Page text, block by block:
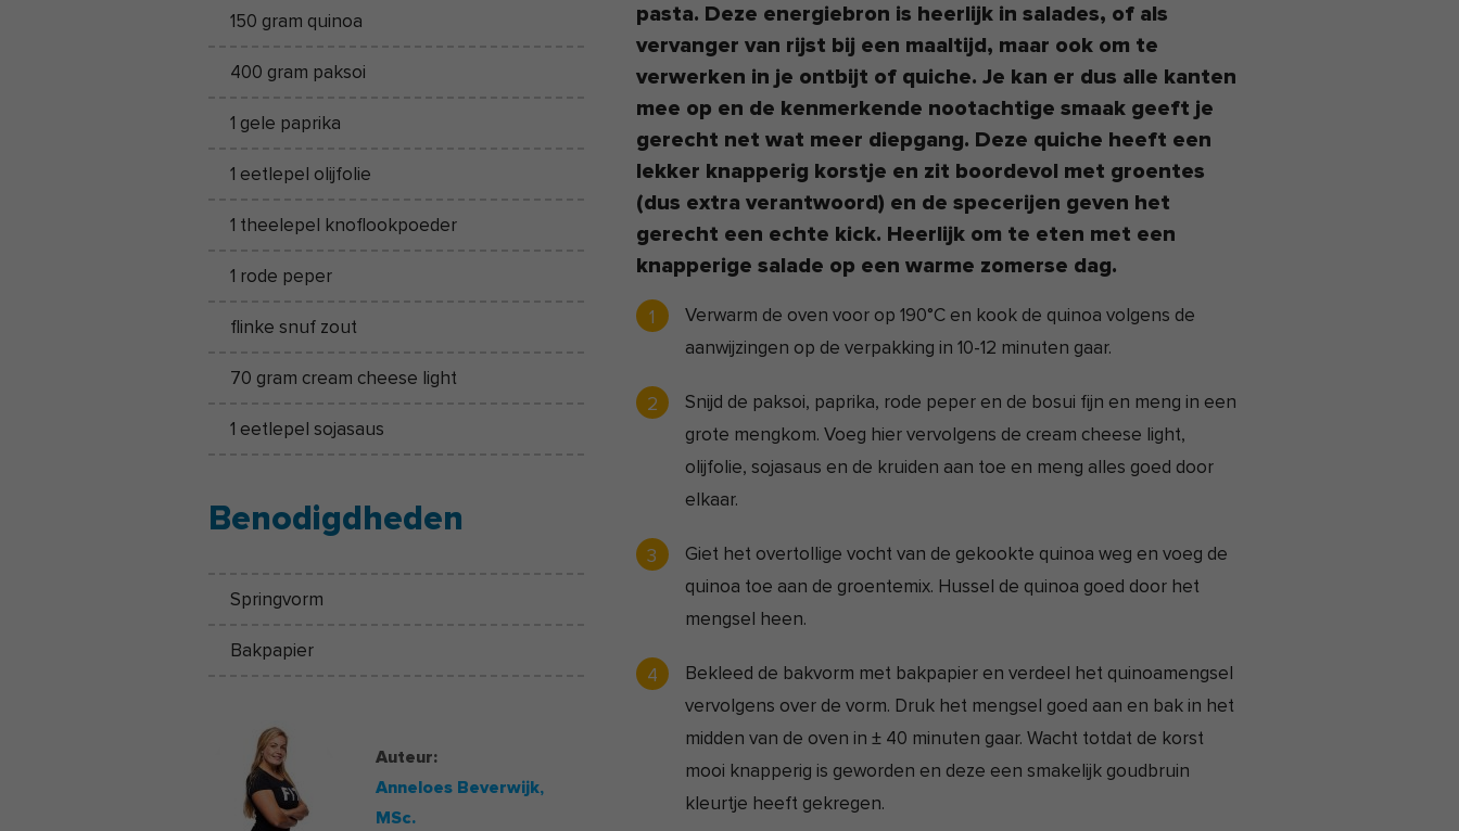
150 gram quinoa
400 gram paksoi
1 gele paprika
1 eetlepel olijfolie
1 theelepel knoflookpoeder
1 rode peper
flinke snuf zout
70 gram cream cheese light
1 eetlepel sojasaus
Benodigdheden
Springvorm
Bakpapier
pasta. Deze energiebron is heerlijk in salades, of als
vervanger van rijst bij een maaltijd, maar ook om te
verwerken in je ontbijt of quiche. Je kan er dus alle kanten
mee op en de kenmerkende nootachtige smaak geeft je
gerecht net wat meer diepgang. Deze quiche heeft een
lekker knapperig korstje en zit boordevol met groentes
(dus extra verantwoord) en de specerijen geven het
gerecht een echte kick. Heerlijk om te eten met een
knapperige salade op een warme zomerse dag.
Verwarm de oven voor op 190°C en kook de quinoa volgens de
aanwijzingen op de verpakking in 10-12 minuten gaar.
Snijd de paksoi, paprika, rode peper en de bosui fijn en meng in een
grote mengkom. Voeg hier vervolgens de cream cheese light,
olijfolie, sojasaus en de kruiden aan toe en meng alles goed door
elkaar.
Giet het overtollige vocht van de gekookte quinoa weg en voeg de
quinoa toe aan de groentemix. Hussel de quinoa goed door het
mengsel heen.
Bekleed de bakvorm met bakpapier en verdeel het quinoamengsel
vervolgens over de vorm. Druk het mengsel goed aan en bak in het
midden van de oven in ± 40 minuten gaar. Wacht totdat de korst
mooi knapperig is geworden en deze een smakelijk goudbruin
kleurtje heeft gekregen.
Auteur:
Anneloes Beverwijk,
MSc.